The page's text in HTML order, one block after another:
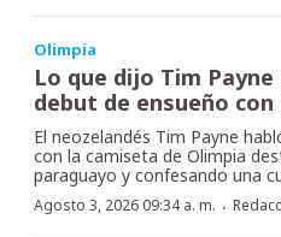
Olimpia
Lo que dijo Tim
debut de ensueño con
El neozelandés Tim Payne
con la camiseta de Olimpia
paraguayo y confesando una
Agosto 3, 2026 09:34 a. m. ·